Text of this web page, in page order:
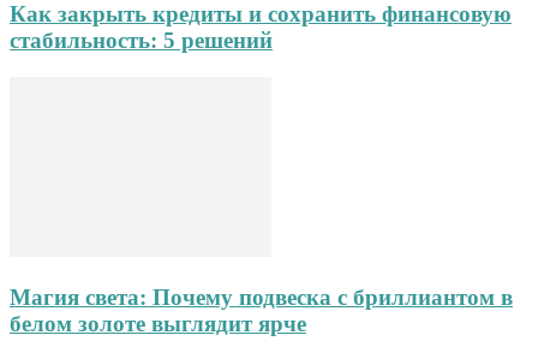
Как закрыть кредиты и сохранить финансовую
стабильность: 5 решений
Магия света: Почему подвеска с бриллиантом в
белом золоте выглядит ярче